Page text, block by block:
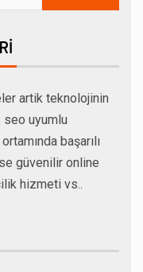
artik teknolojinin
seo uyumlu
başarılı
güvenilir online
hizmeti vs..